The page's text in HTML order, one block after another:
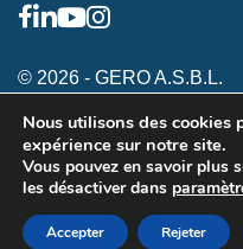
© 2026 - GERO A.S.B.L.
Conditions générales
Inscription membres
Annonceurs
Nous utilisons des
expérience sur notre site.
Vous pouvez en savoir plus
les désactiver dans
Accepter Rejeter